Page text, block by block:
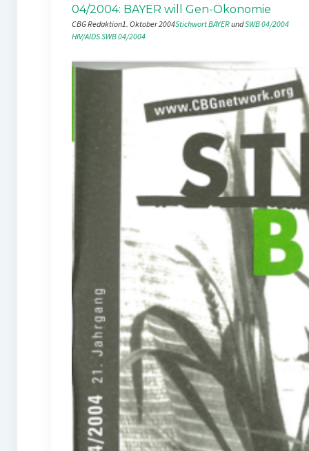
04/2004: BAYER will Gen-Ökonomie
CBG Redaktion1. Oktober 2004Stichwort BAYER und SWB 04/2004
HIV/AIDSSWB 04/2004